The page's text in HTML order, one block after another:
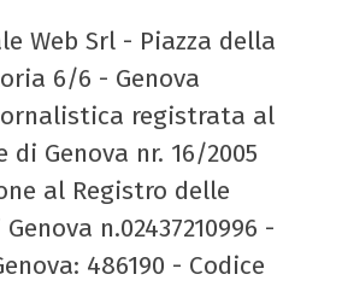
Web Srl - Piazza della
6/6 - Genova
registrata al
di Genova nr. 16/2005
al Registro delle
n.02437210996 -
486190 - Codice